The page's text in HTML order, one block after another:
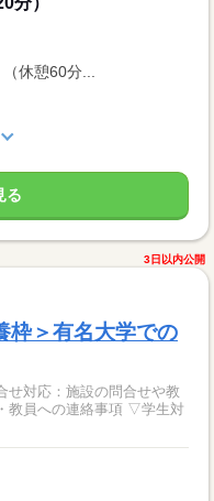
休憩60分...
る
3日以内公開
枠＞有名大学での
教員への連絡事項 ▽学生対